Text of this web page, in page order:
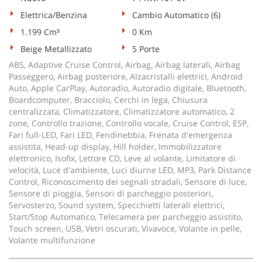
Elettrica/Benzina
Cambio Automatico (6)
1.199 Cm³
0 Km
Beige Metallizzato
5 Porte
ABS, Adaptive Cruise Control, Airbag, Airbag laterali, Airbag
Passeggero, Airbag posteriore, Alzacristalli elettrici, Android
Auto, Apple CarPlay, Autoradio, Autoradio digitale, Bluetooth,
Boardcomputer, Bracciolo, Cerchi in lega, Chiusura
centralizzata, Climatizzatore, Climatizzatore automatico, 2
zone, Controllo trazione, Controllo vocale, Cruise Control, ESP,
Fari full-LED, Fari LED, Fendinebbia, Frenata d'emergenza
assistita, Head-up display, Hill holder, Immobilizzatore
elettronico, Isofix, Lettore CD, Leve al volante, Limitatore di
velocità, Luce d'ambiente, Luci diurne LED, MP3, Park Distance
Control, Riconoscimento dei segnali stradali, Sensore di luce,
Sensore di pioggia, Sensori di parcheggio posteriori,
Servosterzo, Sound system, Specchietti laterali elettrici,
Start/Stop Automatico, Telecamera per parcheggio assistito,
Touch screen, USB, Vetri oscurati, Vivavoce, Volante in pelle,
Volante multifunzione
Cookie necessari
Cookie delle preferenze
Cookie per il miglioramento dell'esperienza utente
Cookie analitici
Cookie di marketing
Leggi
la
cookie
policy